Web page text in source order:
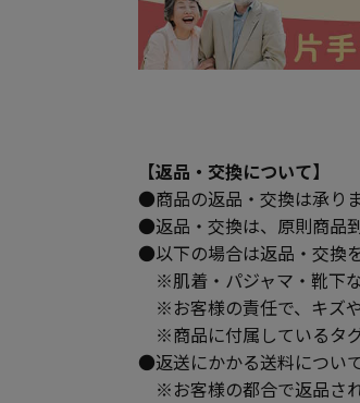
【返品・交換について】
●商品の返品・交換は承り
●返品・交換は、原則商品
●以下の場合は返品・交換
※肌着・パジャマ・靴下
※お客様の責任で、キズ
※商品に付属しているタ
●返送にかかる送料につい
※お客様の都合で返品さ